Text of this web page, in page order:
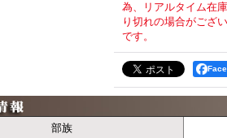
為、リアルタイム在
り切れの場合がござ
です。
部族